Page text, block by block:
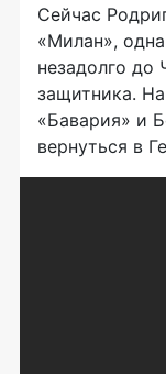
Сейчас
«Милан»,
незадолго до
защитника.
«Бавария» и
вернуться в